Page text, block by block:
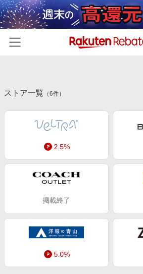
カテゴリー一覧
百貨店・総合ECモール
ファッション・インナー・小物
食品・スイーツ・お酒
日用品・キッチン用品
コスメ・健康・医薬品
キッズ・ベビー用品
エンタメ
インテリア・寝具
初回購入者限定特典
新着ストアのご紹介
電子書籍特集
楽天ペイ導入ストア
楽天サービス特集
わくわく夏特集
友達紹介
楽天IDでログイン/会員登録
ストア一覧 （6件）
2.5%
掲載終了
5.0%